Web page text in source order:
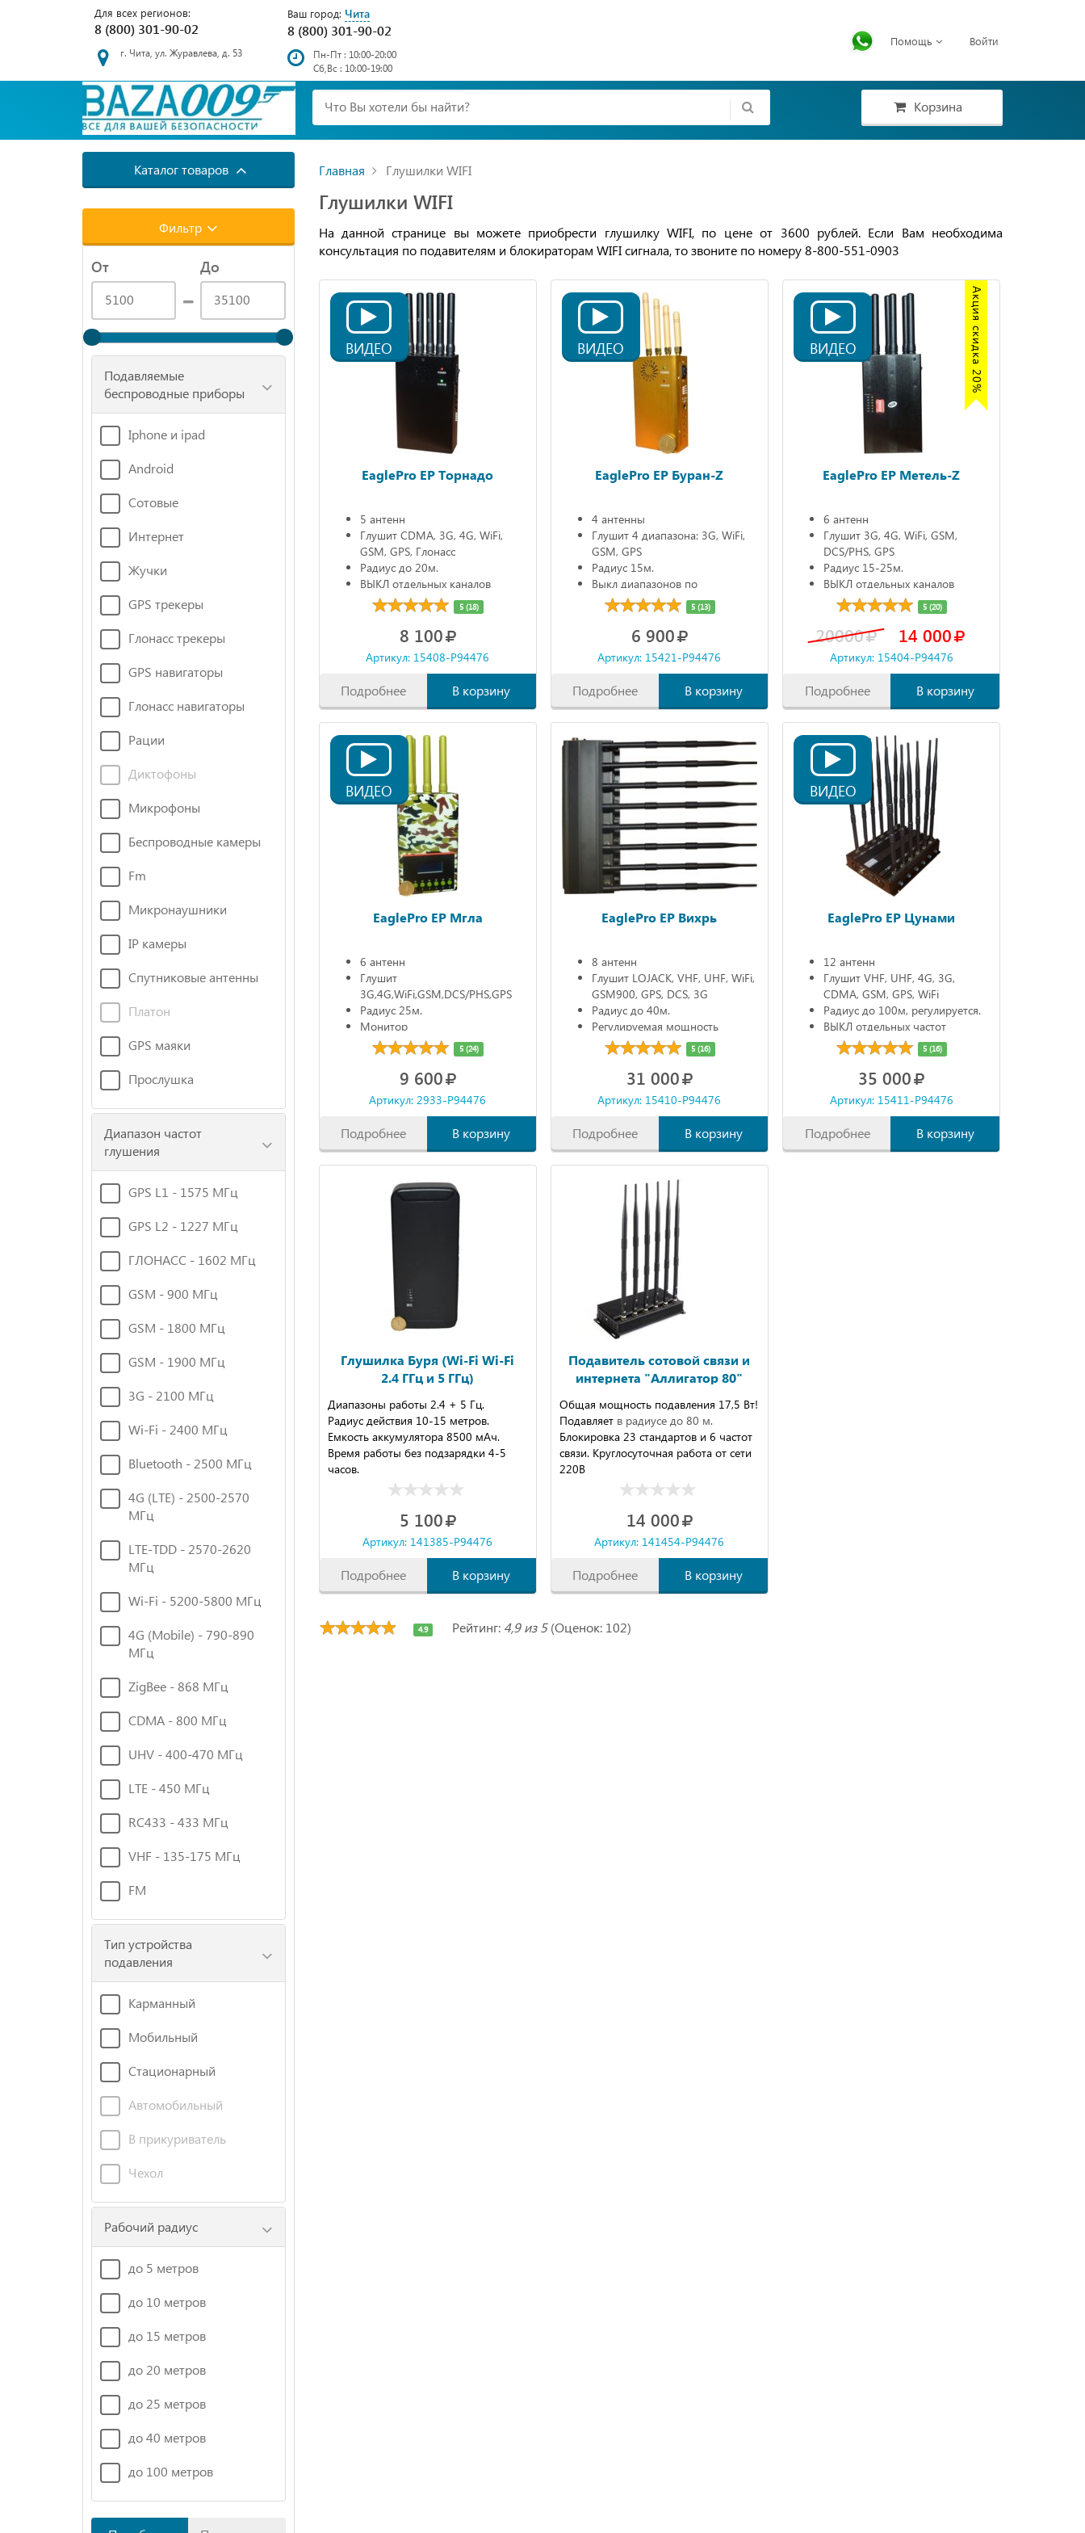
Для всех регионов:
8 (800) 301-90-02
Ваш город: Чита
8 (800) 301-90-02
г. Чита, ул. Журавлева, д. 53
Пн-Пт : 10:00-20:00
Сб,Вс : 10:00-19:00
Помощь Войти
Корзина
Каталог товаров
Фильтр
От До
Подавляемые
беспроводные приборы
Iphone и ipad
Android
Сотовые
Интернет
Жучки
GPS трекеры
Глонасс трекеры
GPS навигаторы
Глонасс навигаторы
Рации
Диктофоны
Микрофоны
Беспроводные камеры
Fm
Микронаушники
IP камеры
Спутниковые антенны
Платон
GPS маяки
Прослушка
Диапазон частот
глушения
GPS L1 - 1575 МГц
GPS L2 - 1227 МГц
ГЛОНАСС - 1602 МГц
GSM - 900 МГц
GSM - 1800 МГц
GSM - 1900 МГц
3G - 2100 МГц
Wi-Fi - 2400 МГц
Bluetooth - 2500 МГц
4G (LTE) - 2500-2570
МГц
LTE-TDD - 2570-2620
МГц
Wi-Fi - 5200-5800 МГц
4G (Mobile) - 790-890
МГц
ZigBee - 868 МГц
CDMA - 800 МГц
UHV - 400-470 МГц
LTE - 450 МГц
RC433 - 433 МГц
VHF - 135-175 МГц
FM
Тип устройства
подавления
Карманный
Мобильный
Стационарный
Автомобильный
В прикуриватель
Чехол
Рабочий радиус
до 5 метров
до 10 метров
до 15 метров
до 20 метров
до 25 метров
до 40 метров
до 100 метров
Главная Глушилки WIFI
Глушилки WIFI
На данной странице вы можете приобрести глушилку WIFI, по цене от 3600 рублей. Если Вам необходима
консультация по подавителям и блокираторам WIFI сигнала, то звоните по номеру 8-800-551-0903
ВИДЕО
EaglePro EP Торнадо
5 антенн
Глушит CDMA, 3G, 4G, WiFi,
GSM, GPS, Глонасс
Радиус до 20м.
ВЫКЛ отдельных каналов
Автономно 90мин. 5 (18)
8 100
Артикул: 15408-P94476
Подробнее В корзину
ВИДЕО
EaglePro EP Буран-Z
4 антенны
Глушит 4 диапазона: 3G, WiFi,
GSM, GPS
Радиус 15м.
Выкл диапазонов по
отдельности
Автономно 90мин.
5 (13)
6 900
Артикул: 15421-P94476
Подробнее В корзину
Акция скидка 20%
ВИДЕО
EaglePro EP Метель-Z
6 антенн
Глушит 3G, 4G, WiFi, GSM,
DCS/PHS, GPS
Радиус 15-25м.
ВЫКЛ отдельных каналов
Автономно 90 мин.5 (20)
20000 14 000
Артикул: 15404-P94476
Подробнее В корзину
ВИДЕО
EaglePro EP Мгла
6 антенн
Глушит
3G,4G,WiFi,GSM,DCS/PHS,GPS
Радиус 25м.
Монитор
Автономно до 3ч.
5 (24)
9 600
Артикул: 2933-P94476
Подробнее В корзину
EaglePro EP Вихрь
8 антенн
Глушит LOJACK, VHF, UHF, WiFi,
GSM900, GPS, DCS, 3G
Радиус до 40м.
Регулируемая мощность
5 (16)
31 000
Артикул: 15410-P94476
Подробнее В корзину
ВИДЕО
EaglePro EP Цунами
12 антенн
Глушит VHF, UHF, 4G, 3G,
CDMA, GSM, GPS, WiFi
Радиус до 100м, регулируется.
ВЫКЛ отдельных частот
5 (16)
35 000
Артикул: 15411-P94476
Подробнее В корзину
Глушилка Буря (Wi-Fi Wi-Fi
2.4 ГГц и 5 ГГц)
Диапазоны работы 2.4 + 5 Гц.
Радиус действия 10-15 метров.
Емкость аккумулятора 8500 мАч.
Время работы без подзарядки 4-5
часов.
5 100
Артикул: 141385-P94476
Подробнее В корзину
Подавитель сотовой связи и
интернета "Аллигатор 80"
Общая мощность подавления 17,5 Вт!
Подавляетв радиусе до 80 м.
Блокировка 23 стандартов и 6 частот
связи. Круглосуточная работа от сети
220В
14 000
Артикул: 141454-P94476
Подробнее В корзину
4.9 Рейтинг: 4,9 из 5(Оценок: 102)